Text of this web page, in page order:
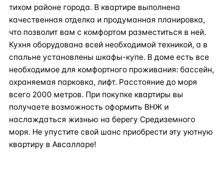
тихом районе города. В квартире выполнена
качественная отделка и продуманная планировка,
что позволит вам с комфортом разместиться в ней.
Кухня оборудована всей необходимой техникой, а в
спальне установлены шкафы-купе. В доме есть все
необходимое для комфортного проживания: бассейн,
охраняемая парковка, лифт. Расстояние до моря
всего 2000 метров. При покупке квартиры вы
получаете возможность оформить ВНЖ и
наслаждаться жизнью на берегу Средиземного
моря. Не упустите свой шанс приобрести эту уютную
квартиру в Авсалларе!